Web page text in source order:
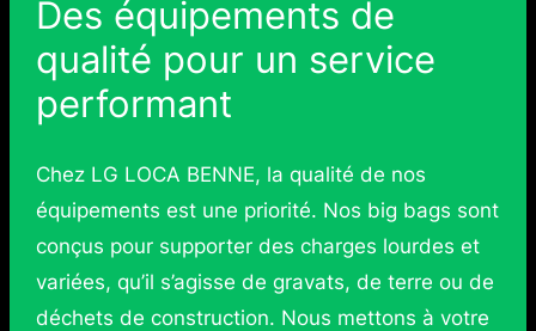
Des équipements de
qualité pour un service
performant
Chez LG LOCA BENNE, la qualité de nos
équipements est une priorité. Nos big bags sont
conçus pour supporter des charges lourdes et
variées, qu’il s’agisse de gravats, de terre ou de
déchets de construction. Nous mettons à votre